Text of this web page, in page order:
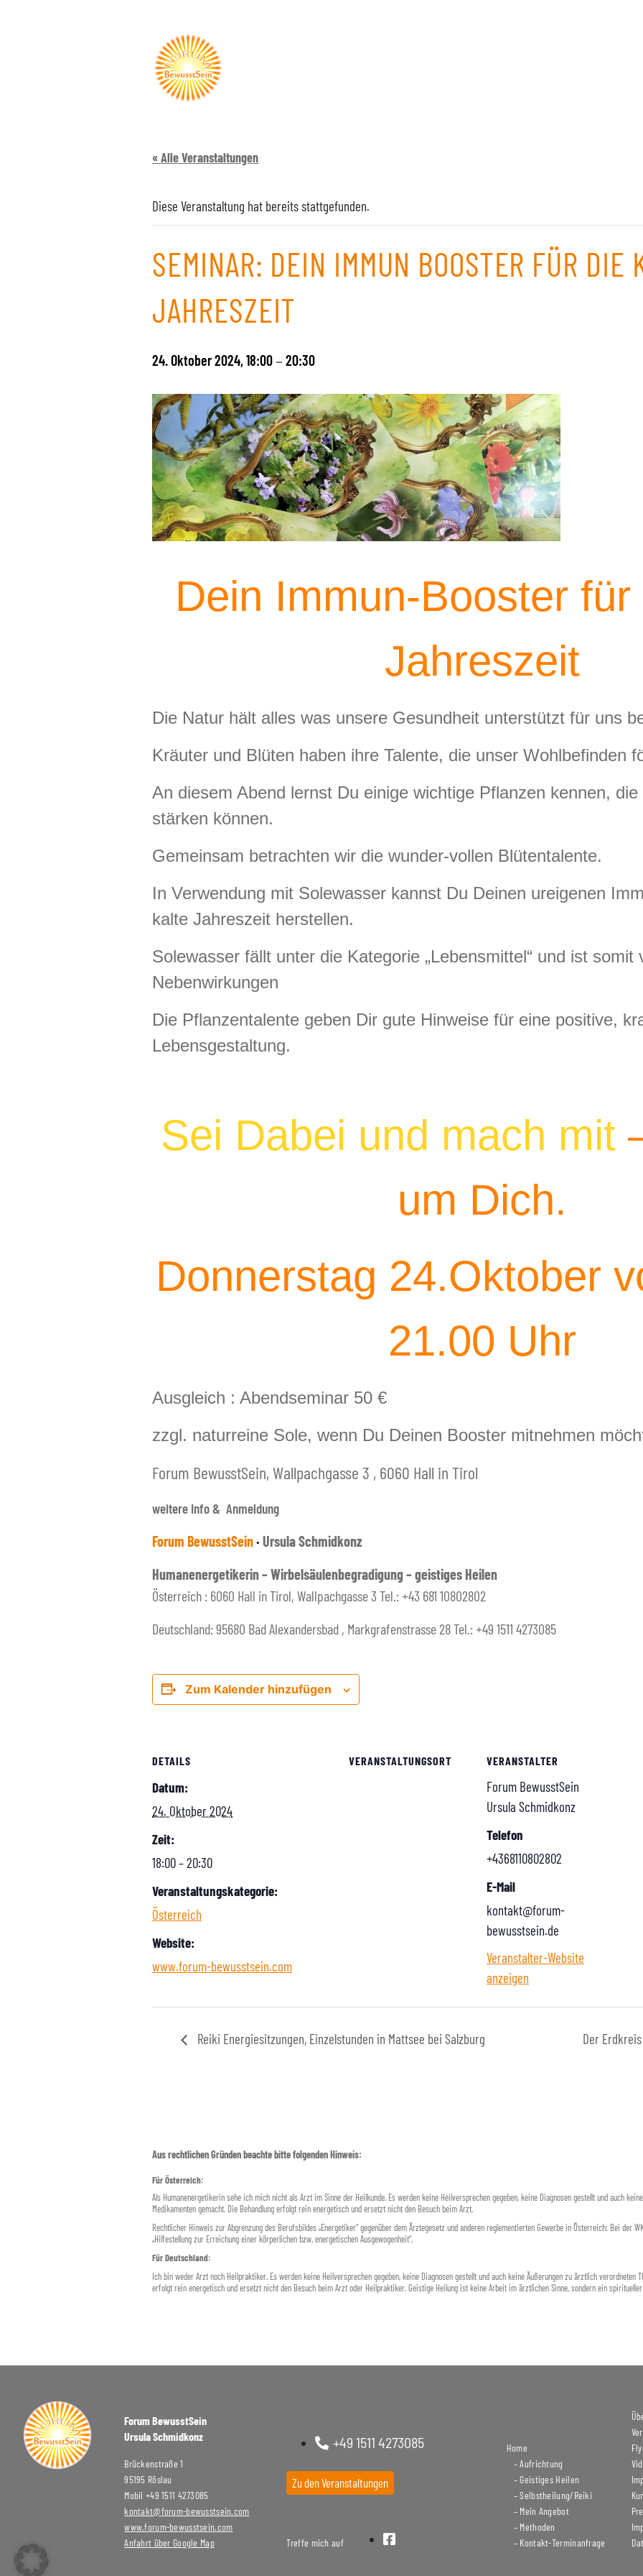
« Alle Veranstaltungen
Diese Veranstaltung hat bereits stattgefunden.
SEMINAR: DEIN IMMUN BOOSTER FÜR DIE
JAHRESZEIT
24. Oktober 2024, 18:00 – 20:30
Dein Immun-Booster
Jahreszeit
Die Natur hält alles was unsere Gesundheit unterstützt für uns
Kräuter und Blüten haben ihre Talente, die unser Wohlbefinden
An diesem Abend lernst Du einige wichtige Pflanzen kennen,
stärken können.
Gemeinsam betrachten wir die wunder-vollen Blütentalente.
In Verwendung mit Solewasser kannst Du Deinen ureigenen
kalte Jahreszeit herstellen.
Solewasser fällt unter die Kategorie „Lebensmittel“ und ist somit
Nebenwirkungen
Die Pflanzentalente geben Dir gute Hinweise für eine positive,
Lebensgestaltung.
Sei Dabei und mach mit
um Dich.
Donnerstag 24.Oktober
21.00 Uhr
Ausgleich : Abendseminar 50 €
zzgl. naturreine Sole, wenn Du Deinen Booster mitnehmen
Forum BewusstSein, Wallpachgasse 3 , 6060 Hall in Tirol
weitere Info & Anmeldung
Forum BewusstSein· Ursula Schmidkonz
Humanenergetikerin – Wirbelsäulenbegradigung – geistiges Heilen
Österreich : 6060 Hall in Tirol, Wallpachgasse 3 Tel.: +43 681 10802802
Deutschland: 95680 Bad Alexandersbad , Markgrafenstrasse 28 Tel.: +49 1511 4273085
Zum Kalender hinzufügen
DETAILS
Datum:
24. Oktober 2024
Zeit:
18:00 – 20:30
Veranstaltungskategorie:
Österreich
Website:
www.forum-bewusstsein.com
VERANSTALTUNGSORT VERANSTALTER
Forum BewusstSein
Ursula Schmidkonz
Telefon
+4368110802802
E-Mail
kontakt@forum-
bewusstsein.de
Veranstalter-Website
anzeigen
Reiki Energiesitzungen, Einzelstunden in Mattsee bei Salzburg Der
Aus rechtlichen Gründen beachte bitte folgenden Hinweis:
Für Österreich:
Als Humanenergetikerin sehe ich mich nicht als Arzt im Sinne der Heilkunde. Es werden keine Heilversprechen gegeben, keine Diagnosen gestellt und auch
Medikamenten gemacht. Die Behandlung erfolgt rein energetisch und ersetzt nicht den Besuch beim Arzt.
Rechtlicher Hinweis zur Abgrenzung des Berufsbildes „Energetiker“ gegenüber dem Ärztegesetz und anderen reglementierten Gewerbe in Österreich: Bei der
„Hilfestellung zur Erreichung einer körperlichen bzw. energetischen Ausgewogenheit“.
Für Deutschland:
Ich bin weder Arzt noch Heilpraktiker. Es werden keine Heilversprechen gegeben, keine Diagnosen gestellt und auch keine Äußerungen zu ärztlich verordneten
erfolgt rein energetisch und ersetzt nicht den Besuch beim Arzt oder Heilpraktiker. Geistige Heilung ist keine Arbeit im ärztlichen Sinne, sondern ein
Forum BewusstSein
Ursula Schmidkonz
Brückenstraße 1
95195 Röslau
Mobil +49 1511 4273085
kontakt@forum-bewusstsein.com
www.forum-bewusstsein.com
Anfahrt über Google Map
+49 1511 4273085
Zu den Veranstaltungen
Treffe mich auf
Home
– Aufrichtung
– Geistiges Heilen
– Selbstheilung/Reiki
– Mein Angebot
– Methoden
– Kontakt-Terminanfrage